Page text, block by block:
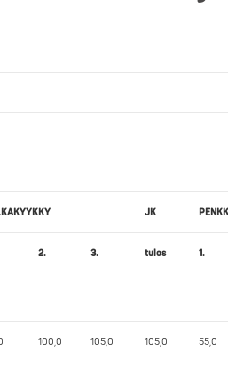
JK
2. 3. tulos 1.
100,0 105,0 105,0 55,0